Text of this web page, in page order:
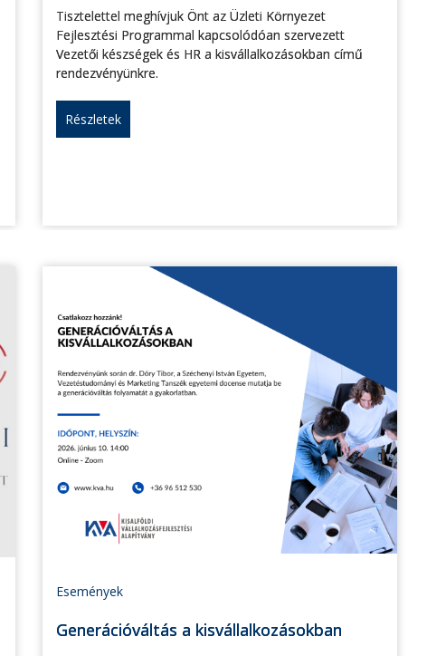
Tisztelettel meghívjuk Önt az Üzleti Környezet
Fejlesztési Programmal kapcsolódóan szervezett
Vezetői készségek és HR a kisvállalkozásokban című
rendezvényünkre.
Részletek
Események
Generációváltás a kisvállalkozásokban